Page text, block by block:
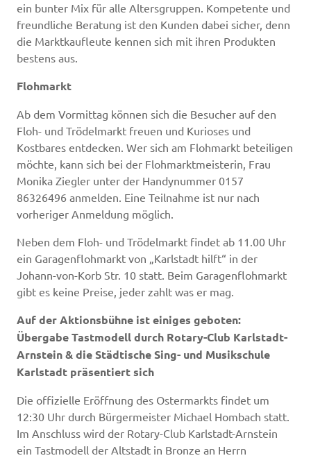
ein bunter Mix für alle Altersgruppen. Kompetente und
freundliche Beratung ist den Kunden dabei sicher, denn
die Marktkaufleute kennen sich mit ihren Produkten
bestens aus.
Flohmarkt
Ab dem Vormittag können sich die Besucher auf den
Floh- und Trödelmarkt freuen und Kurioses und
Kostbares entdecken. Wer sich am Flohmarkt beteiligen
möchte, kann sich bei der Flohmarktmeisterin, Frau
Monika Ziegler unter der Handynummer 0157
86326496 anmelden. Eine Teilnahme ist nur nach
vorheriger Anmeldung möglich.
Neben dem Floh- und Trödelmarkt findet ab 11.00 Uhr
ein Garagenflohmarkt von „Karlstadt hilft“ in der
Johann-von-Korb Str. 10 statt. Beim Garagenflohmarkt
gibt es keine Preise, jeder zahlt was er mag.
Auf der Aktionsbühne ist einiges geboten:
Übergabe Tastmodell durch Rotary-Club Karlstadt-
Arnstein & dieStädtische Sing- und Musikschule
Karlstadt präsentiert sich
Die offizielle Eröffnung des Ostermarkts findet um
12:30 Uhr durch Bürgermeister Michael Hombach statt.
Im Anschluss wird der Rotary-Club Karlstadt-Arnstein
ein Tastmodell der Altstadt in Bronze an Herrn